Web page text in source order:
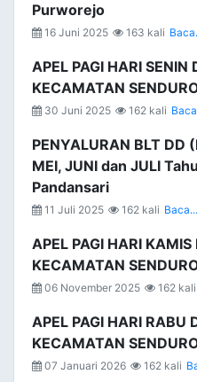
Purworejo
16 Juni 2025 163 kali
APEL PAGI HARI
KECAMATAN
30 Juni 2025 162 kali
PENYALURAN BLT DD
MEI, JUNI dan JULI
Pandansari
11 Juli 2025 162 kali Baca...
APEL PAGI HARI
KECAMATAN
06 November 2025 162 kali
APEL PAGI HARI RABU
KECAMATAN
07 Januari 2026 162 kali